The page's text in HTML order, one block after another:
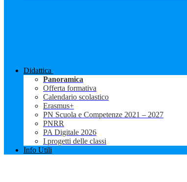
Didattica
Panoramica
Offerta formativa
Calendario scolastico
Erasmus+
PN Scuola e Competenze 2021 – 2027
PNRR
PA Digitale 2026
I progetti delle classi
Info Utili